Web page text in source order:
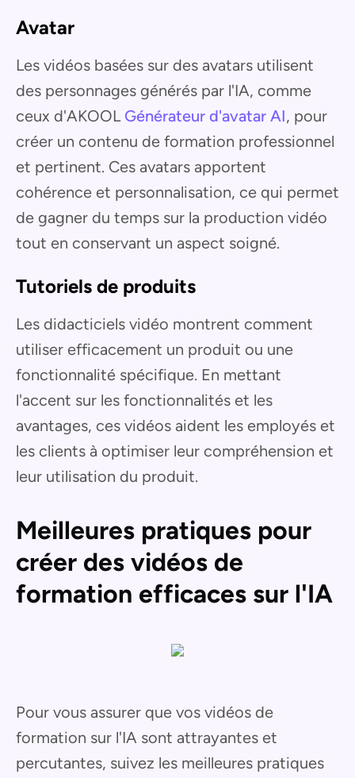
Avatar
Les vidéos basées sur des avatars utilisent
des personnages générés par l'IA, comme
ceux d'AKOOLGénérateur d'avatar AI, pour
créer un contenu de formation professionnel
et pertinent. Ces avatars apportent
cohérence et personnalisation, ce qui permet
de gagner du temps sur la production vidéo
tout en conservant un aspect soigné.
Tutoriels de produits
Les didacticiels vidéo montrent comment
utiliser efficacement un produit ou une
fonctionnalité spécifique. En mettant
l'accent sur les fonctionnalités et les
avantages, ces vidéos aident les employés et
les clients à optimiser leur compréhension et
leur utilisation du produit.
Meilleures pratiques pour
créer des vidéos de
formation efficaces sur l'IA
Pour vous assurer que vos vidéos de
formation sur l'IA sont attrayantes et
percutantes, suivez les meilleures pratiques